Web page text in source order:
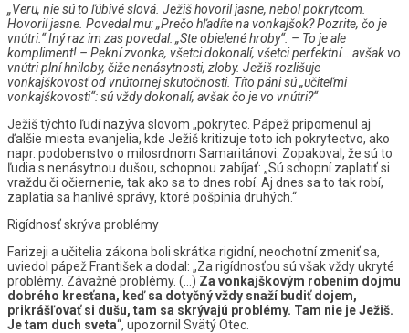
„Veru, nie sú to ľúbivé slová. Ježiš hovoril jasne, nebol pokrytcom.
Hovoril jasne. Povedal mu: „Prečo hľadíte na vonkajšok? Pozrite, čo je
vnútri.“ Iný raz im zas povedal: „Ste obielené hroby“. – To je ale
kompliment! – Pekní zvonka, všetci dokonalí, všetci perfektní… avšak vo
vnútri plní hniloby, čiže nenásytnosti, zloby. Ježiš rozlišuje
vonkajškovosť od vnútornej skutočnosti. Títo páni sú „učiteľmi
vonkajškovosti“: sú vždy dokonalí, avšak čo je vo vnútri?“
Ježiš týchto ľudí nazýva slovom „pokrytec. Pápež pripomenul aj
ďalšie miesta evanjelia, kde Ježiš kritizuje toto ich pokrytectvo, ako
napr. podobenstvo o milosrdnom Samaritánovi. Zopakoval, že sú to
ľudia s nenásytnou dušou, schopnou zabíjať: „Sú schopní zaplatiť si
vraždu či očiernenie, tak ako sa to dnes robí. Aj dnes sa to tak robí,
zaplatia sa hanlivé správy, ktoré pošpinia druhých.“
Rigídnosť skrýva problémy
Farizeji a učitelia zákona boli skrátka rigidní, neochotní zmeniť sa,
uviedol pápež František a dodal: „Za rigídnosťou sú však vždy ukryté
problémy. Závažné problémy. (…) Za vonkajškovým robením dojmu
dobrého kresťana, keď sa dotyčný vždy snaží budiť dojem,
prikrášľovať si dušu, tam sa skrývajú problémy. Tam nie je Ježiš.
Je tam duch sveta“, upozornil Svätý Otec.